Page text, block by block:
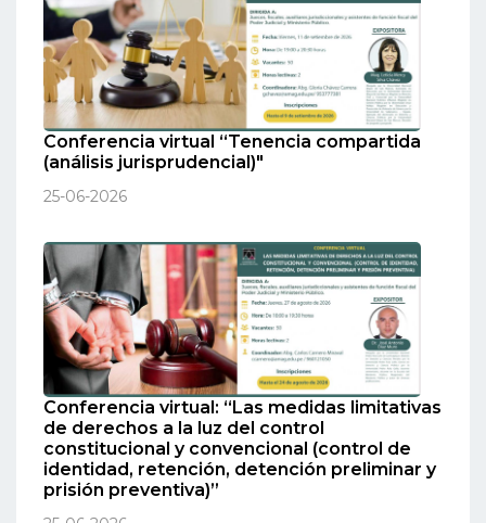
Conferencia virtual “Tenencia compartida
(análisis jurisprudencial)"
25-06-2026
Conferencia virtual: “Las medidas limitativas
de derechos a la luz del control
constitucional y convencional (control de
identidad, retención, detención preliminar y
prisión preventiva)”